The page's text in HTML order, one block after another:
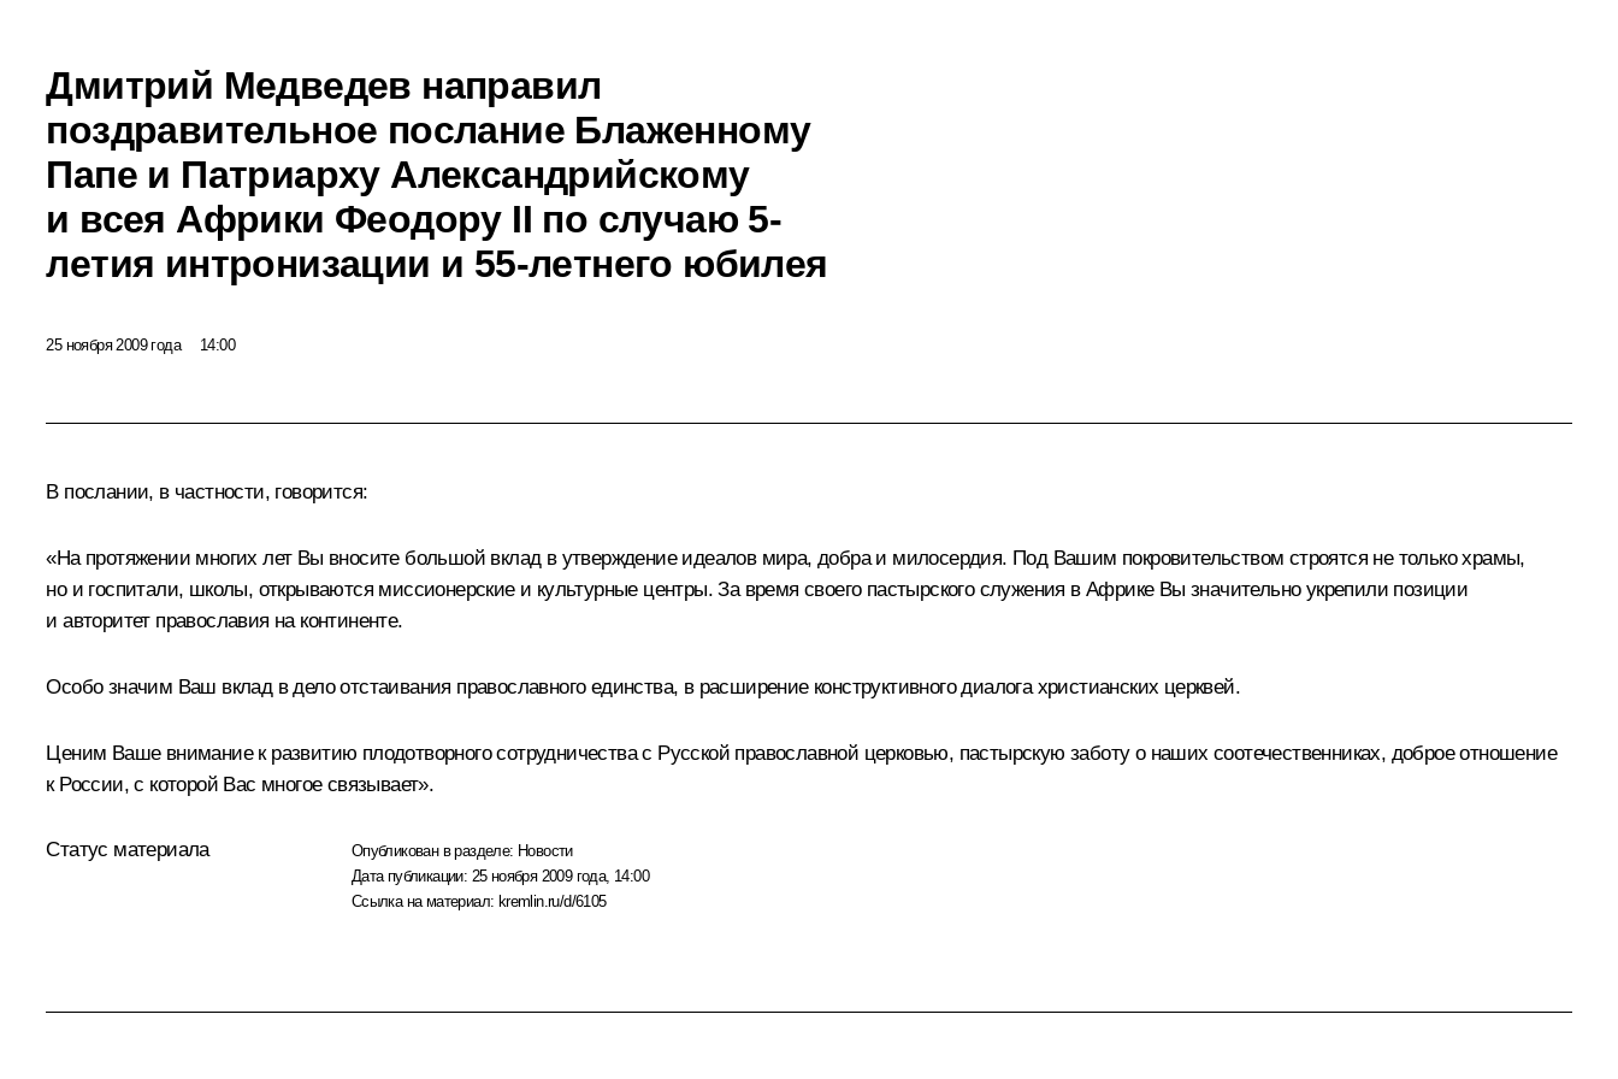
Дмитрий Медведев направил
поздравительное послание Блаженному
Папе и Патриарху Александрийскому
и всея Африки Феодору II по случаю 5-
летия интронизации и 55-летнего юбилея
25 ноября 2009 года 14:00
В послании, в частности, говорится:
«На протяжении многих лет Вы вносите большой вклад в утверждение идеалов мира, добра и милосердия. Под Вашим покровительством строятся не только храмы,
но и госпитали, школы, открываются миссионерские и культурные центры. За время своего пастырского служения в Африке Вы значительно укрепили позиции
и авторитет православия на континенте.
Особо значим Ваш вклад в дело отстаивания православного единства, в расширение конструктивного диалога христианских церквей.
Ценим Ваше внимание к развитию плодотворного сотрудничества с Русской православной церковью, пастырскую заботу о наших соотечественниках, доброе отношение
к России, с которой Вас многое связывает».
Статус материала Опубликован в разделе: Новости
Дата публикации: 25 ноября 2009 года, 14:00
Ссылка на материал: kremlin.ru/d/6105